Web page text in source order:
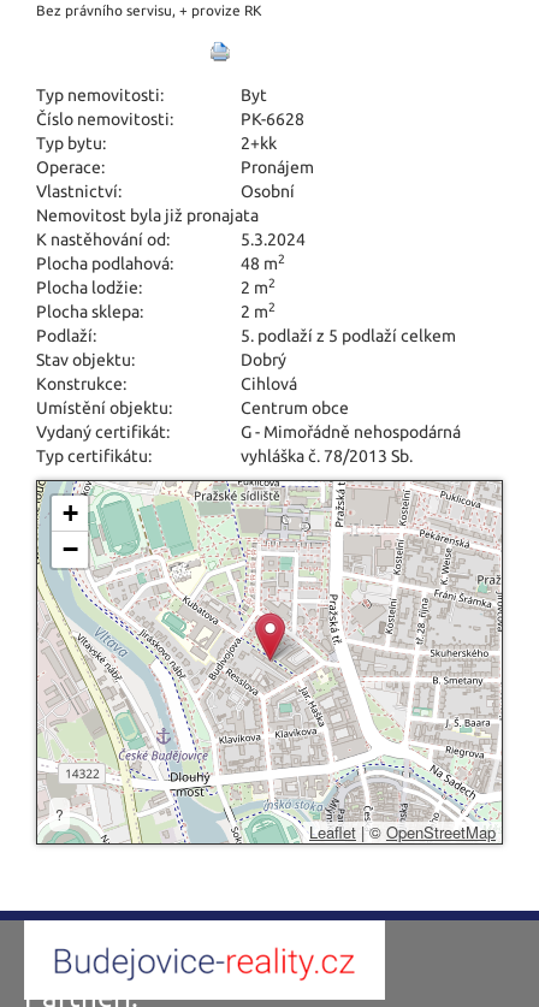
Bez právního servisu, + provize RK
Typ nemovitosti:
Byt
Číslo nemovitosti:
PK-6628
Typ bytu:
2+kk
Operace:
Pronájem
Vlastnictví:
Osobní
Nemovitost byla již pronajata
K nastěhování od:
5.3.2024
Plocha podlahová:
48 m2
Plocha lodžie: 2 m2
Plocha sklepa: 2 m2
Podlaží:
5. podlaží z 5 podlaží celkem
Stav objektu:
Dobrý
Konstrukce:
Cihlová
Umístění objektu:
Centrum obce
Vydaný certifikát:
G - Mimořádně nehospodárná
Typ certifikátu:
vyhláška č. 78/2013 Sb.
+
−
?
Leaflet |© OpenStreetMap
Partneři: